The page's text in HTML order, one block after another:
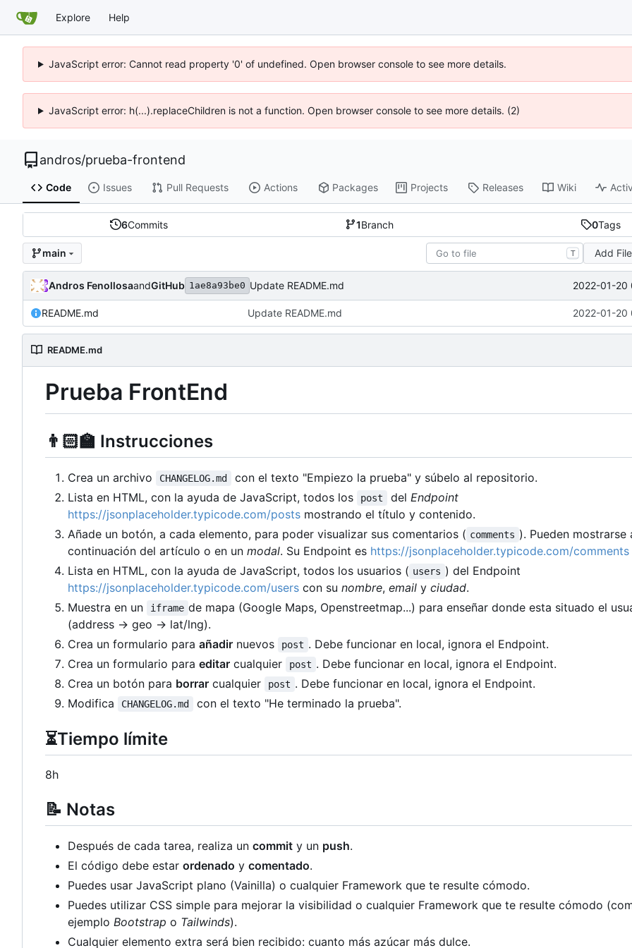
Explore Help
JavaScript error: Cannot read property '0' of undefined. Open browser console to see more details.
JavaScript error: h(...).replaceChildren is not a function. Open browser console to see more details. (2)
andros/prueba-frontend
Code Issues Pull Requests Actions Packages Projects Releases Wiki
6Commits 1Branch 0Tags
main T Add File
Andros FenollosaandGitHub 1ae8a93be0 Update README.md 2022-01-20
README.md Update README.md 2022-01-20
README.md
Prueba FrontEnd
👨🏻‍🏫 Instrucciones
Crea un archivo CHANGELOG.md
con el texto "Empiezo la prueba" y súbelo al repositorio.
Lista en HTML, con la ayuda de JavaScript, todos los
post del Endpoint
https://jsonplaceholder.typicode.com/posts mostrando el título y contenido.
Añade un botón, a cada elemento, para poder visualizar sus comentarios ( comments ). Pueden mostrarse
continuación del artículo o en un modal. Su Endpoint es https://jsonplaceholder.typicode.com/comments
Lista en HTML, con la ayuda de JavaScript, todos los usuarios ( users ) del Endpoint
https://jsonplaceholder.typicode.com/users con su nombre, email y ciudad.
Muestra en un
iframe de mapa (Google Maps, Openstreetmap...) para enseñar donde esta situado el
(address → geo → lat/lng).
Crea un formulario para añadir nuevos post . Debe funcionar en local, ignora el Endpoint.
Crea un formulario para editar cualquier post . Debe funcionar en local, ignora el Endpoint.
Crea un botón para borrar cualquier post . Debe funcionar en local, ignora el Endpoint.
Modifica
CHANGELOG.md con el texto "He terminado la prueba".
⏳Tiempo límite
8h
📝 Notas
Después de cada tarea, realiza un commit y un push.
El código debe estar ordenado y comentado.
Puedes usar JavaScript plano (Vainilla) o cualquier Framework que te resulte cómodo.
Puedes utilizar CSS simple para mejorar la visibilidad o cualquier Framework que te resulte cómodo
ejemplo Bootstrap o Tailwinds).
Cualquier elemento extra será bien recibido: cuanto más azúcar más dulce.